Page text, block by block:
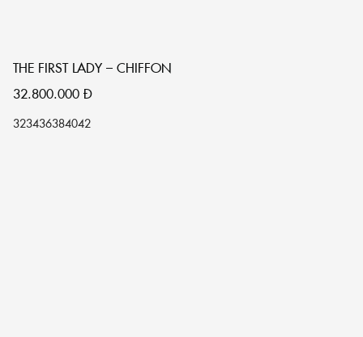
THE FIRST LADY – CHIFFON
32.800.000 Đ
323436384042